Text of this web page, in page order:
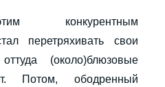
конкурентным
перетряхивать свои
(около)блюзовые
Потом, ободренный